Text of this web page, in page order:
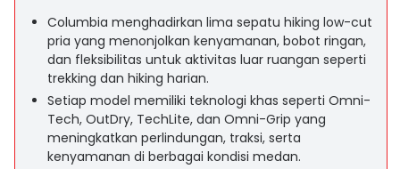
Columbia menghadirkan lima sepatu hiking low-cut
pria yang menonjolkan kenyamanan, bobot ringan,
dan fleksibilitas untuk aktivitas luar ruangan seperti
trekking dan hiking harian.
Setiap model memiliki teknologi khas seperti Omni-
Tech, OutDry, TechLite, dan Omni-Grip yang
meningkatkan perlindungan, traksi, serta
kenyamanan di berbagai kondisi medan.